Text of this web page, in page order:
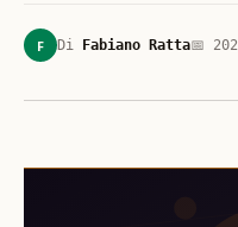
F Di Fabiano Ratta📅